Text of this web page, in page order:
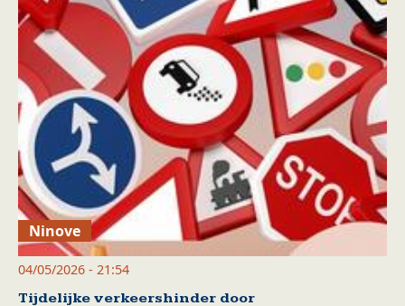
Ninove
04/05/2026 - 21:54
Tijdelijke verkeershinder door